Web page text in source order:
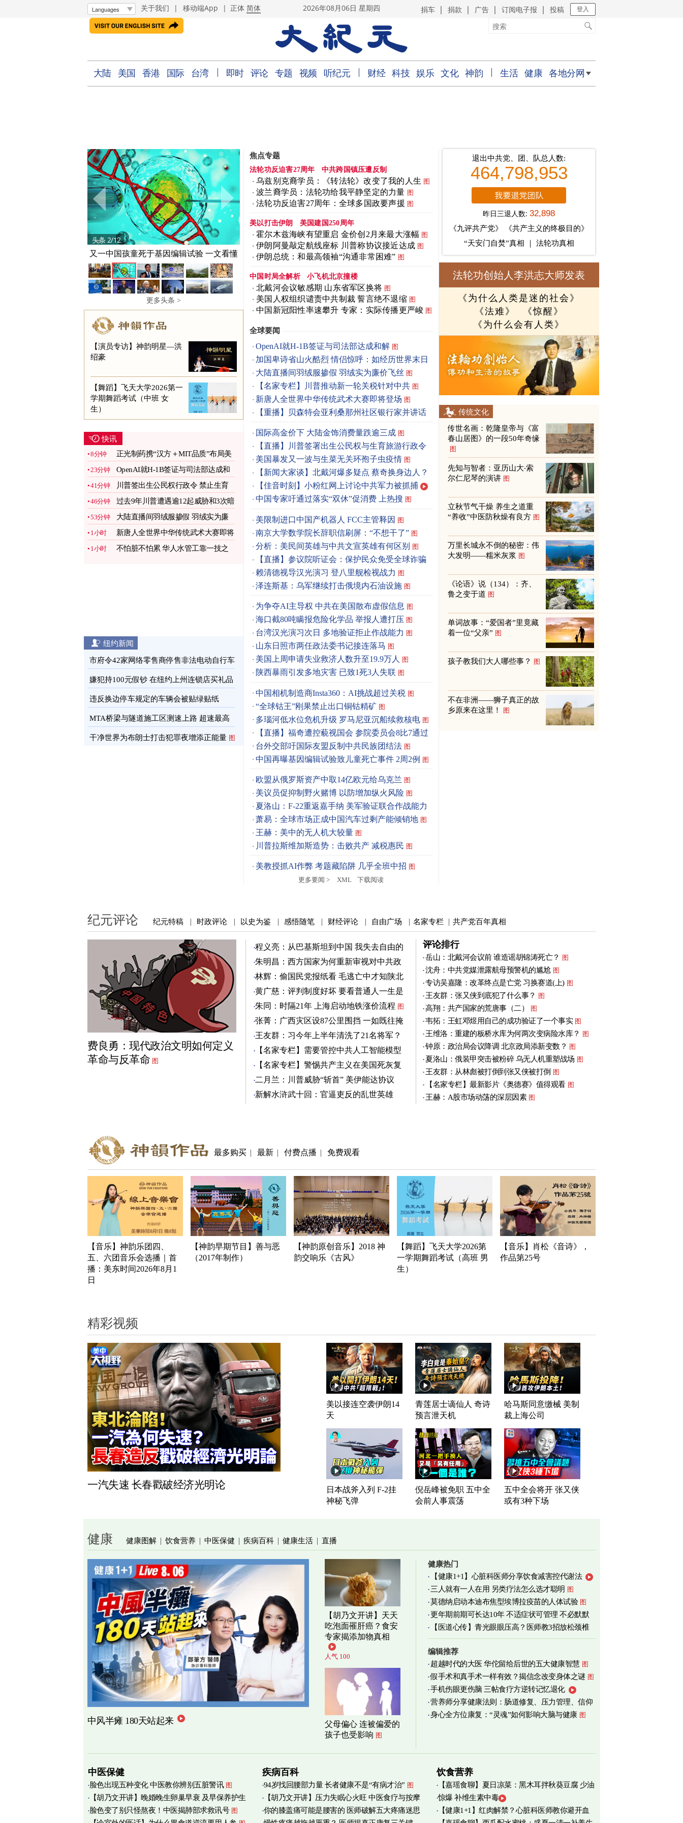
关于我们 | 移动端App | 正体 简体 2026年08月06日 星期四 捐车 捐款 广告 订阅电子报 投稿 登入
大陆 美国 香港 国际 台湾 即时 评论 专题 视频 听纪元 财经 科技 娱乐 文化 神韵 生活 健康 各地分网
头条 2/12
又一中国孩童死于基因编辑试验 一文看懂
更多头条 >
【演员专访】神韵明星—洪
绍豪
【舞蹈】飞天大学2026第一
学期舞蹈考试（中班 女
生）
快讯
8分钟
正光制药携“汉方＋MIT品质”布局美
西
23分钟
OpenAI就H-1B签证与司法部达成和
解 图
41分钟
川普签出生公民权行政令 禁止生育
旅游
图
46分钟
过去9年川普遭遇逾12起威胁和3次暗
杀事件 图
53分钟
大陆直播间羽绒服掺假 羽绒实为廉
价飞丝 图
1小时
新唐人全世界中华传统武术大赛即将
登场 图
1小时
不怕脏不怕累 华人水管工靠一技之
纽约新闻
市府令42家网络零售商停售非法电动自行车
图
嫌犯持100元假钞 在纽约上州连锁店买礼品
卡 图
违反换边停车规定的车辆会被贴绿贴纸
MTA桥梁与隧道施工区测速上路 超速最高
罚100元 图
干净世界为布朗士打击犯罪夜增添正能量 图
焦点专题
法轮功反迫害27周年 中共跨国镇压遭反制
乌兹别克裔学员：《转法轮》改变了我的人生 图
波兰裔学员：法轮功给我平静坚定的力量 图
法轮功反迫害27周年：全球多国政要声援 图
美以打击伊朗 美国建国250周年
霍尔木兹海峡有望重启 金价创2月来最大涨幅 图
伊朗阿曼敲定航线座标 川普称协议接近达成 图
伊朗总统：和最高领袖“沟通非常困难” 图
中国时局全解析 小飞机北京撞楼
北戴河会议敏感期 山东省军区换将 图
美国人权组织谴责中共制裁 誓言绝不退缩 图
中国新冠阳性率速攀升 专家：实际传播更严峻 图
全球要闻
OpenAI就H-1B签证与司法部达成和解 图
加国卑诗省山火酷烈 情侣惊呼：如经历世界末日
图
大陆直播间羽绒服掺假 羽绒实为廉价飞丝 图
【名家专栏】川普推动新一轮关税针对中共 图
新唐人全世界中华传统武术大赛即将登场 图
【重播】贝森特会亚利桑那州社区银行家并讲话
国际高金价下 大陆金饰消费量跌逾三成 图
【直播】川普签署出生公民权与生育旅游行政令
美国暴发又一波与生菜无关环孢子虫疫情 图
【新闻大家谈】北戴河爆多疑点 蔡奇换身边人？
【佳音时刻】小粉红网上讨论中共军力被抓捕
中国专家吁通过落实“双休”促消费 上热搜 图
美限制进口中国产机器人 FCC主管释因 图
南京大学数学院长辞职信刷屏：“不想干了” 图
分析：美民间英雄与中共文宣英雄有何区别 图
【直播】参议院听证会：保护民众免受全球诈骗
赖清德视导汉光演习 登八里舰检视战力 图
泽连斯基：乌军继续打击俄境内石油设施 图
为争夺AI主导权 中共在美国散布虚假信息 图
海口截80吨瞒报危险化学品 举报人遭打压 图
台湾汉光演习次日 多地验证拒止作战能力 图
山东日照市两任政法委书记接连落马 图
美国上周申请失业救济人数升至19.9万人 图
陕西暴雨引发多地灾害 已致1死3人失联 图
中国相机制造商Insta360：AI挑战超过关税 图
“全球钴王”刚果禁止出口铜钴精矿 图
多瑙河低水位危机升级 罗马尼亚沉船续救核电 图
【直播】福奇遭控藐视国会 参院委员会8比7通过
台外交部吁国际友盟反制中共民族团结法 图
中国再曝基因编辑试验致儿童死亡事件 2周2例 图
欧盟从俄罗斯资产中取14亿欧元给乌克兰 图
美议员促抑制野火赌博 以防增加纵火风险 图
夏洛山：F-22重返嘉手纳 美军验证联合作战能力
图
萧易：全球市场正成中国汽车过剩产能倾销地 图
王赫：美中的无人机大较量 图
川普拉斯维加斯造势：击败共产 减税惠民 图
美教授抓AI作弊 考题藏陷阱 几乎全班中招 图
更多要闻 >
XML 下载阅读
退出中共党、团、队总人数:
464,798,953
昨日三退人数:32,898
《九评共产党》
《共产主义的终极目的》
“天安门自焚”真相
法轮功真相
法轮功创始人李洪志大师发表
《为什么人类是迷的社会》
《法难》
《惊醒》
《为什么会有人类》
传统文化
传世名画：乾隆皇帝与《富
春山居图》的一段50年奇缘
图
先知与智者：亚历山大‧索
尔仁尼琴的演讲 图
立秋节气干燥 养生之道重
“养收”中医防秋燥有良方 图
万里长城永不倒的秘密：伟
大发明——糯米灰浆 图
《论语》说（134）：齐、
鲁之变于道 图
单词故事：“爱国者”里竟藏
着一位“父亲” 图
孩子教我们大人哪些事？ 图
不在非洲——狮子真正的故
乡原来在这里！
图
纪元评论 纪元特稿 | 时政评论 | 以史为鉴 | 感悟随笔 | 财经评论 | 自由广场 | 名家专栏 | 共产党百年真相
费良勇：现代政治文明如何定义
革命与反革命 图
程义亮：从巴基斯坦到中国 我失去自由的
两年
朱明昌：西方国家为何重新审视对中共政
策？
图
林辉：偷国民党报纸看 毛逃亡中才知陕北
有刘志丹
图
黄广慈：评判制度好坏 要看普通人一生是
否安稳
图
朱同：时隔21年 上海启动地铁涨价流程 图
张菁：广西灾区设87公里围挡 一如既往掩
盖真相 图
王友群：习今年上半年清洗了21名将军？
图
【名家专栏】需要管控中共人工智能模型
图
【名家专栏】警惕共产主义在美国死灰复
燃 图
二月兰：川普威胁“斩首” 美伊能达协议
吗？ 图
新解水浒武十回：官逼吏反的乱世英雄
评论排行
岳山：北戴河会议前 谁造谣胡锦涛死亡？ 图
沈舟：中共党媒泄露航母预警机的尴尬 图
专访吴嘉隆：改革终点是亡党 习换赛道(上) 图
王友群：张又侠到底犯了什么事？ 图
高翔：共产国家的荒唐事（二） 图
韦拓：王虹邓煜用自己的成功验证了一个事实 图
王维洛：重建的板桥水库为何两次变病险水库？ 图
钟原：政治局会议降调 北京政局添新变数？ 图
夏洛山：俄装甲突击被粉碎 乌无人机重塑战场 图
王友群：从林彪被打倒到张又侠被打倒 图
【名家专栏】最新影片《奥德赛》值得观看 图
王赫：A股市场动荡的深层因素 图
最多购买 | 最新 | 付费点播 | 免费观看
【音乐】神韵乐团四、
五、六团音乐会选播｜首
播：美东时间2026年8月1
日
【神韵早期节目】善与恶
（2017年制作）
【神韵原创音乐】2018 神
韵交响乐《古风》
【舞蹈】飞天大学2026第
一学期舞蹈考试（高班 男
生）
【音乐】肖松《音诗》，
作品第25号
精彩视频
一汽失速 长春戳破经济光明论
美以接连空袭伊朗14
天
青莲居士谪仙人 奇诗
预言泄天机
哈马斯同意缴械 美制
裁上海公司
日本战斧入列 F-2挂
神秘飞弹
倪岳峰被免职 五中全
会前人事震荡
五中全会将开 张又侠
或有3种下场
健康 健康图解 | 饮食营养 | 中医保健 | 疾病百科 | 健康生活 | 直播
中风半瘫 180天站起来
【胡乃文开讲】天天
吃泡面罹肝癌？食安
专家揭添加物真相
人气 100
父母偏心 连被偏爱的
孩子也受影响 图
健康热门
【健康1+1】心脏科医师分享饮食减害控代谢法
三人就有一人在用 另类疗法怎么选才聪明 图
莫德纳启动本迪布焦型埃博拉疫苗的人体试验 图
更年期前期可长达10年 不适症状可管理 不必默默
忍受 图
【医道心传】青光眼眼压高？医师教3招放松颈椎
图
编辑推荐
超越时代的大医 华佗留给后世的五大健康智慧 图
假手术和真手术一样有效？揭信念改变身体之谜 图
手机伤眼更伤脑 三帖食疗方逆转记忆退化
营养师分享健康法则：肠道修复、压力管理、信仰
实践 图
身心全方位康复：“灵魂”如何影响大脑与健康 图
中医保健
脸色出现五种变化 中医教你辨别五脏警讯 图
【胡乃文开讲】晚婚晚生卵巢早衰 及早保养护生
育
脸色变了别只怪熬夜！中医揭肺部求救讯号 图
疾病百科
94岁找回腰部力量 长者健康不是“有病才治” 图
【胡乃文开讲】压力失眠心火旺 中医食疗与按摩
自救
你的膝盖痛可能是腰害的 医师破解五大疼痛迷思
饮食营养
【嘉瑶食聊】夏日凉菜：黑木耳拌秋葵豆腐 少油
烟清爽养心 图
惊爆 补维生素中毒
【健康1+1】红肉解禁？心脏科医师教你避开血